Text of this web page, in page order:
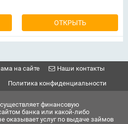
ОТКРЫТЬ
на сайте
Наши контакты
Политика конфиденциальности
финансовую
банка или какой-либо
оказывает услуг по выдаче займов